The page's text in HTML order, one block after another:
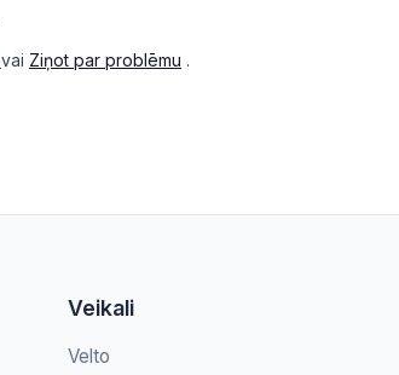
vai Ziņot par problēmu .
Veikali
Velto